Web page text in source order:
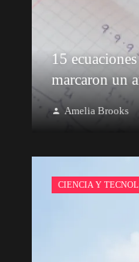
15
marcaron un
Amelia Brooks
CIENCIA Y